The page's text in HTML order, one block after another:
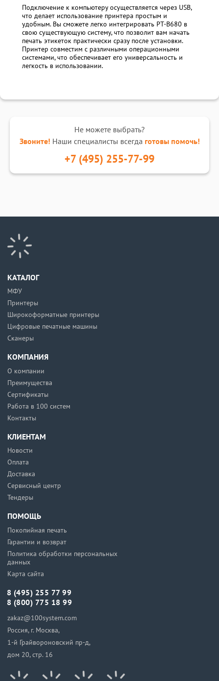
Подключение к компьютеру осуществляется через USB,
что делает использование принтера простым и
удобным. Вы сможете легко интегрировать PT-B680 в
свою существующую систему, что позволит вам начать
печать этикеток практически сразу после установки.
Принтер совместим с различными операционными
системами, что обеспечивает его универсальность и
легкость в использовании.
Не можете выбрать?
Звоните! Наши специалисты всегда готовы помочь!
+7 (495) 255-77-99
КАТАЛОГ
МФУ
Принтеры
Широкоформатные принтеры
Цифровые печатные машины
Сканеры
КОМПАНИЯ
О компании
Преимущества
Сертификаты
Работа в 100 систем
Контакты
КЛИЕНТАМ
Новости
Оплата
Доставка
Сервисный центр
Тендеры
ПОМОЩЬ
Покопийная печать
Гарантии и возврат
Политика обработки персональных
данных
Карта сайта
8 (495) 255 77 99
8 (800) 775 18 99
zakaz@100system.com
Россия, г. Москва,
1-й Грайвороновский пр-д,
дом 20, стр. 16